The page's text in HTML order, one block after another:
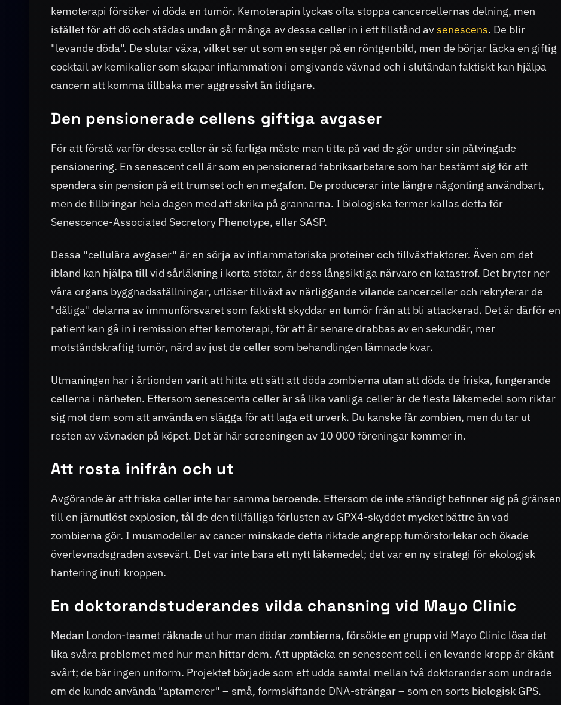
kemoterapi försöker vi döda en tumör. Kemoterapin lyckas ofta stoppa cancercellernas delning, men
istället för att dö och städas undan går många av dessa celler in i ett tillstånd avsenescens. De blir
"levande döda". De slutar växa, vilket ser ut som en seger på en röntgenbild, men de börjar läcka en giftig
cocktail av kemikalier som skapar inflammation i omgivande vävnad och i slutändan faktiskt kan hjälpa
cancern att komma tillbaka mer aggressivt än tidigare.
Den pensionerade cellens giftiga avgaser
För att förstå varför dessa celler är så farliga måste man titta på vad de gör under sin påtvingade
pensionering. En senescent cell är som en pensionerad fabriksarbetare som har bestämt sig för att
spendera sin pension på ett trumset och en megafon. De producerar inte längre någonting användbart,
men de tillbringar hela dagen med att skrika på grannarna. I biologiska termer kallas detta för
Senescence-Associated Secretory Phenotype, eller SASP.
Dessa "cellulära avgaser" är en sörja av inflammatoriska proteiner och tillväxtfaktorer. Även om det
ibland kan hjälpa till vid sårläkning i korta stötar, är dess långsiktiga närvaro en katastrof. Det bryter ner
våra organs byggnadsställningar, utlöser tillväxt av närliggande vilande cancerceller och rekryterar de
"dåliga" delarna av immunförsvaret som faktiskt skyddar en tumör från att bli attackerad. Det är därför en
patient kan gå in i remission efter kemoterapi, för att år senare drabbas av en sekundär, mer
motståndskraftig tumör, närd av just de celler som behandlingen lämnade kvar.
Utmaningen har i årtionden varit att hitta ett sätt att döda zombierna utan att döda de friska, fungerande
cellerna i närheten. Eftersom senescenta celler är så lika vanliga celler är de flesta läkemedel som riktar
sig mot dem som att använda en slägga för att laga ett urverk. Du kanske får zombien, men du tar ut
resten av vävnaden på köpet. Det är här screeningen av 10 000 föreningar kommer in.
Att rosta inifrån och ut
Avgörande är att friska celler inte har samma beroende. Eftersom de inte ständigt befinner sig på gränsen
till en järnutlöst explosion, tål de den tillfälliga förlusten av GPX4-skyddet mycket bättre än vad
zombierna gör. I musmodeller av cancer minskade detta riktade angrepp tumörstorlekar och ökade
överlevnadsgraden avsevärt. Det var inte bara ett nytt läkemedel; det var en ny strategi för ekologisk
hantering inuti kroppen.
En doktorandstuderandes vilda chansning vid Mayo Clinic
Medan London-teamet räknade ut hur man dödar zombierna, försökte en grupp vid Mayo Clinic lösa det
lika svåra problemet med hur man hittar dem. Att upptäcka en senescent cell i en levande kropp är ökänt
svårt; de bär ingen uniform. Projektet började som ett udda samtal mellan två doktorander som undrade
om de kunde använda "aptamerer" – små, formskiftande DNA-strängar – som en sorts biologisk GPS.